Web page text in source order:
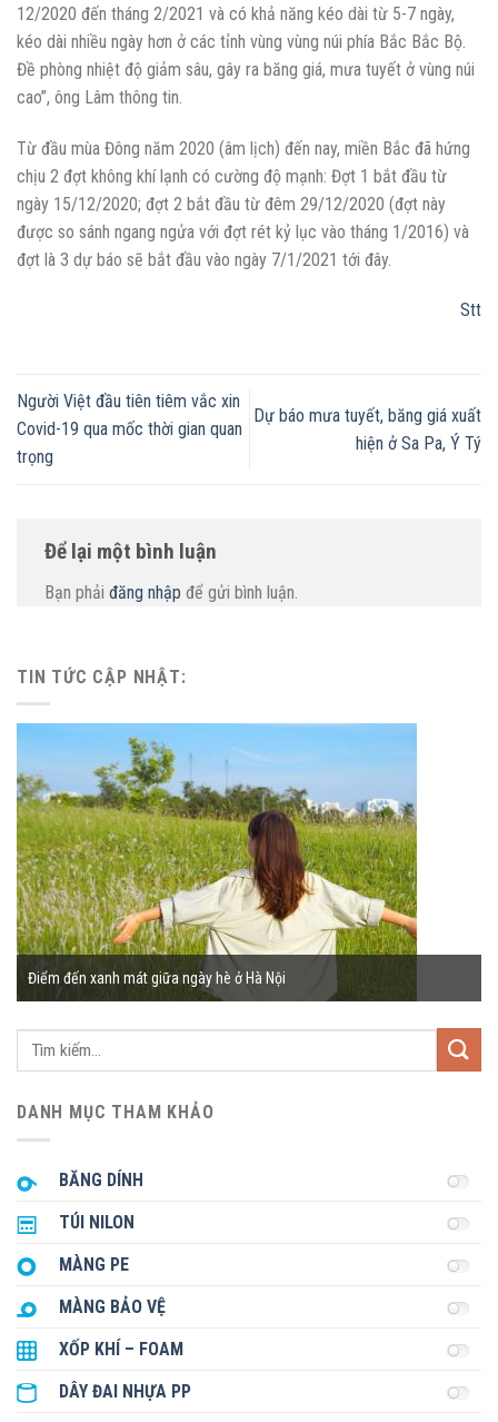
12/2020 đến tháng 2/2021 và có khả năng kéo dài từ 5-7 ngày,
kéo dài nhiều ngày hơn ở các tỉnh vùng vùng núi phía Bắc Bắc Bộ.
Đề phòng nhiệt độ giảm sâu, gây ra băng giá, mưa tuyết ở vùng núi
cao”, ông Lâm thông tin.
Từ đầu mùa Đông năm 2020 (âm lịch) đến nay, miền Bắc đã hứng
chịu 2 đợt không khí lạnh có cường độ mạnh: Đợt 1 bắt đầu từ
ngày 15/12/2020; đợt 2 bắt đầu từ đêm 29/12/2020 (đợt này
được so sánh ngang ngửa với đợt rét kỷ lục vào tháng 1/2016) và
đợt là 3 dự báo sẽ bắt đầu vào ngày 7/1/2021 tới đây.
Stt
Người Việt đầu tiên tiêm vắc xin
Covid-19 qua mốc thời gian quan
trọng
Dự báo mưa tuyết, băng giá xuất
hiện ở Sa Pa, Ý Tý
Để lại một bình luận
Bạn phải đăng nhập để gửi bình luận.
TIN TỨC CẬP NHẬT:
Điểm đến xanh mát giữa ngày hè ở Hà Nội
Tìm
kiếm:
DANH MỤC THAM KHẢO
BĂNG DÍNH
TÚI NILON
MÀNG PE
MÀNG BẢO VỆ
XỐP KHÍ – FOAM
DÂY ĐAI NHỰA PP